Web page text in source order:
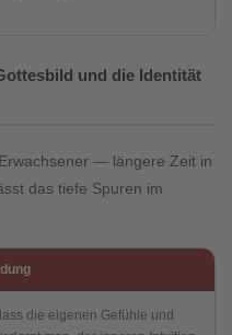
und die Identität
— längere Zeit in
das tiefe Spuren im
die eigenen Gefühle und